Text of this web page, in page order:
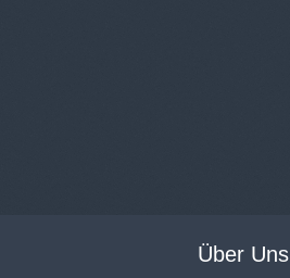
Über Uns